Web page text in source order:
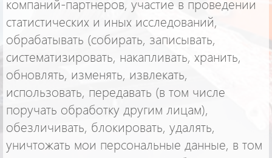
компаний-партнеров, участие в проведении
статистических и иных исследований,
обрабатывать (собирать, записывать,
систематизировать, накапливать, хранить,
обновлять, изменять, извлекать,
использовать, передавать (в том числе
поручать обработку другим лицам),
обезличивать, блокировать, удалять,
уничтожать мои персональные данные, в том